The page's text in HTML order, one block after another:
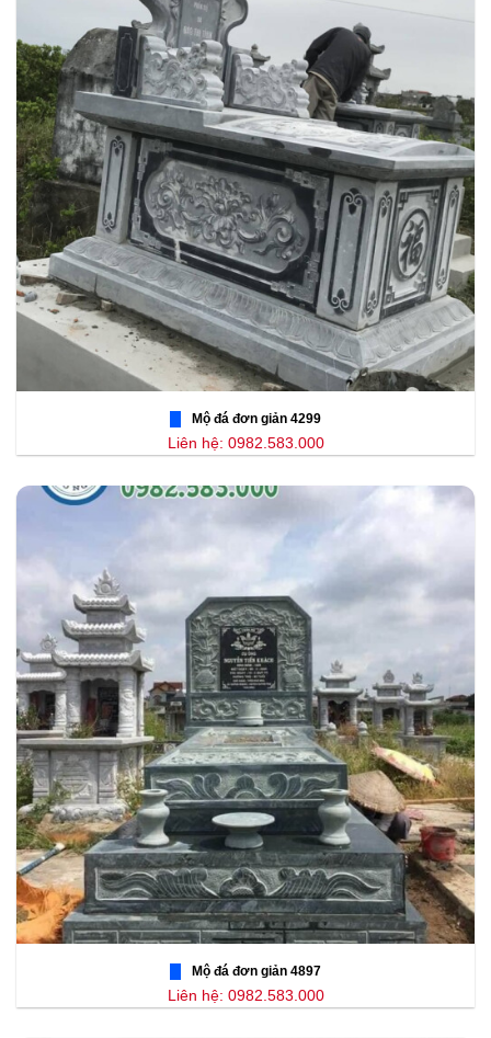
Mộ đá đơn giản 4299
Liên hệ: 0982.583.000
Mộ đá đơn giản 4897
Liên hệ: 0982.583.000